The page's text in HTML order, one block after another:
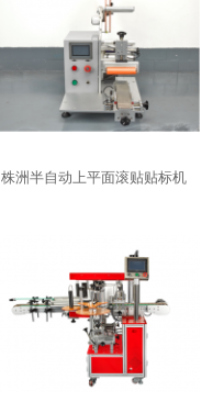
株洲半自动上平面滚贴贴标机